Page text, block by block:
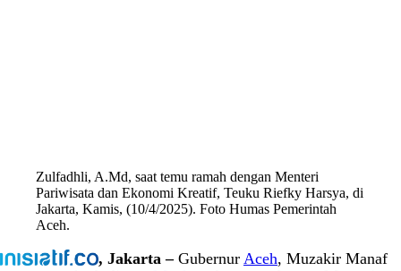
Zulfadhli, A.Md, saat temu ramah dengan Menteri
Pariwisata dan Ekonomi Kreatif, Teuku Riefky Harsya, di
Jakarta, Kamis, (10/4/2025). Foto Humas Pemerintah
Aceh.
, Jakarta –Gubernur Aceh, Muzakir Manaf